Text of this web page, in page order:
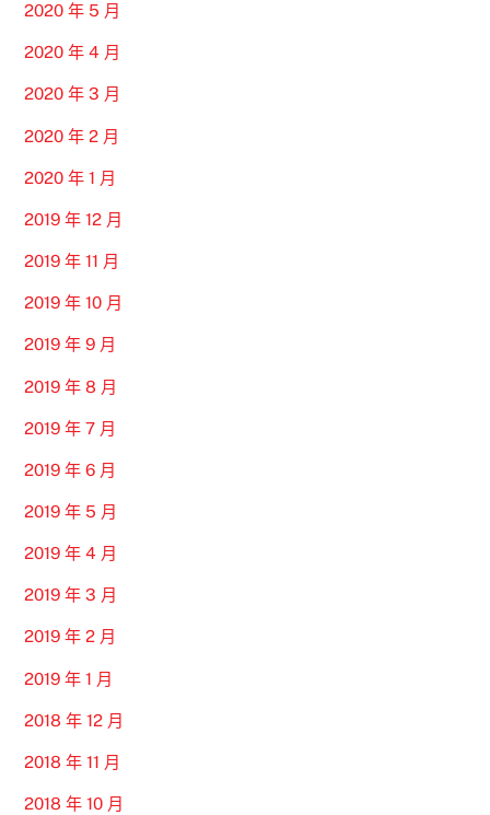
2020 年 5 月
2020 年 4 月
2020 年 3 月
2020 年 2 月
2020 年 1 月
2019 年 12 月
2019 年 11 月
2019 年 10 月
2019 年 9 月
2019 年 8 月
2019 年 7 月
2019 年 6 月
2019 年 5 月
2019 年 4 月
2019 年 3 月
2019 年 2 月
2019 年 1 月
2018 年 12 月
2018 年 11 月
2018 年 10 月